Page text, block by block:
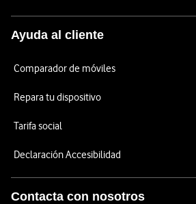
Ayuda al cliente
Comparador de móviles
Repara tu dispositivo
Tarifa social
Declaración Accesibilidad
Contacta con nosotros